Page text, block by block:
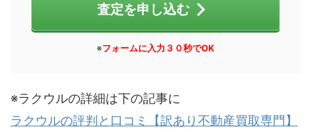
査定を申し込む
※フォームに入力３０秒でOK
※ラクウルの詳細は下の記事に
ラクウルの評判と口コミ【訳あり不動産買取専門】